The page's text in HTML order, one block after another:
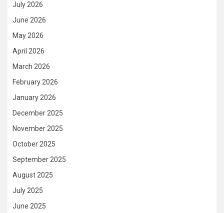
July 2026
June 2026
May 2026
April 2026
March 2026
February 2026
January 2026
December 2025
November 2025
October 2025
September 2025
August 2025
July 2025
June 2025